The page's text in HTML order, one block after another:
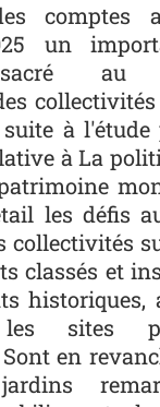
comptes
un
au
à l'étude
àLa
les défis
collectivités
classés et
historiques,
sites
en